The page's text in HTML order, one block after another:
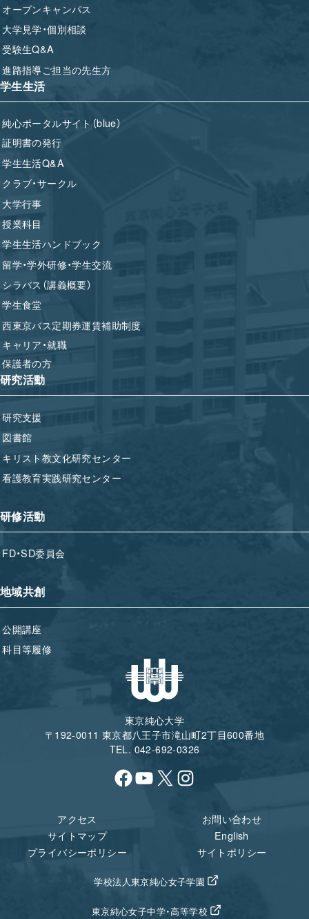
オープンキャンパス
大学見学・個別相談
受験生Q&A
進路指導ご担当の先生方
学生生活
純心ポータルサイト（blue）
証明書の発行
学生生活Q&A
クラブ・サークル
大学行事
授業科目
学生生活ハンドブック
留学・学外研修・学生交流
シラバス（講義概要）
学生食堂
西東京バス定期券運賃補助制度
キャリア・就職
保護者の方
研究活動
研究支援
図書館
キリスト教文化研究センター
看護教育実践研究センター
研修活動
FD・SD委員会
地域共創
公開講座
科目等履修
東京純心大学
〒192-0011 東京都八王子市滝山町2丁目600番地
TEL. 042-692-0326
Facebook
YouTube
X Instagram
アクセス
お問い合わせ
サイトマップ
English
プライバシーポリシー
サイトポリシー
学校法人東京純心女子学園
東京純心女子中学・高等学校